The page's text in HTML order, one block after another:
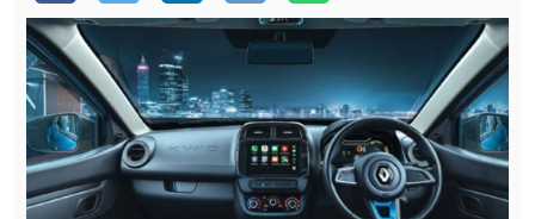
रिलेशनशिप
जीवन मंत्रा
फूड
सेहत